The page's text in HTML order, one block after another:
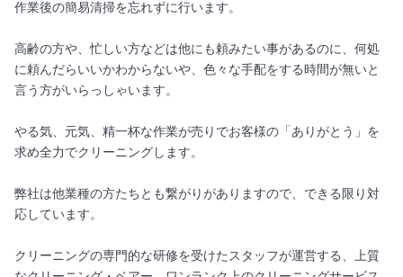
作業後の簡易清掃を忘れずに行います。
高齢の方や、忙しい方などは他にも頼みたい事があるのに、何処
に頼んだらいいかわからないや、色々な手配をする時間が無いと
言う方がいらっしゃいます。
やる気、元気、精一杯な作業が売りでお客様の「ありがとう」を
求め全力でクリーニングします。
弊社は他業種の方たちとも繋がりがありますので、できる限り対
応しています。
クリーニングの専門的な研修を受けたスタッフが運営する、上質